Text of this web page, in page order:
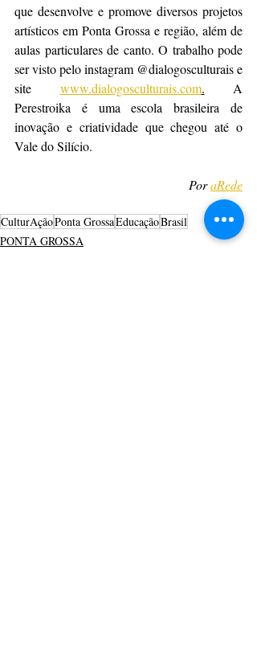
que desenvolve e promove diversos projetos
artísticos em Ponta Grossa e região, além de
aulas particulares de canto. O trabalho pode
ser visto pelo instagram @dialogosculturais e
site www.dialogosculturais.com. A
Perestroika é uma escola brasileira de
inovação e criatividade que chegou até o
Vale do Silício.
Por aRede
CulturAçãoPonta GrossaEducaçãoBrasil
PONTA GROSSA